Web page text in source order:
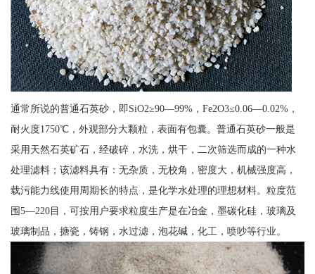
通常所说的普通石英砂，即SiO2≥90—99%，Fe2O3≤0.06—0.02%，
耐火度1750℃，外观部分大颗粒，表面有包囊。普通石英砂一般是
采用天然石英矿石，经破碎，水洗，烘干，二次筛选而成的一种水
处理滤料；该滤料具有：无杂质，无校角，密度大，机械强度高，
载污能力线使用周期长的特点，是化学水处理的理想材料。粒度范
围5—220目，可按用户要求粒度生产是在冶金，墨碳化硅，玻璃及
玻璃制品，搪瓷，铸钢，水过滤，泡花碱，化工，喷吵等行业。